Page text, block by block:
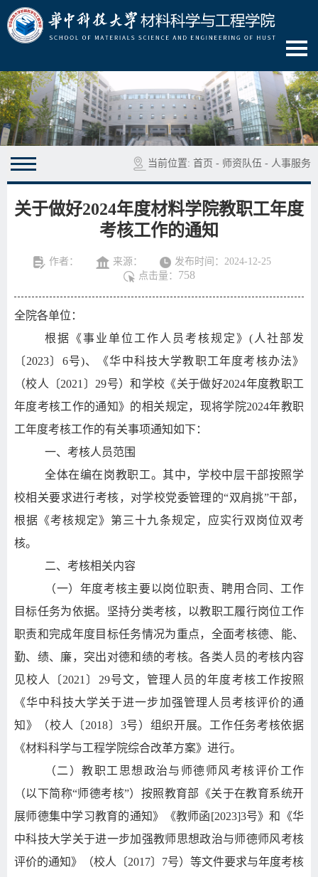
当前位置: 首页 - 师资队伍 - 人事服务
关于做好2024年度材料学院教职工年度
考核工作的通知
作者： 来源：
发布时间：2024-12-25
点击量： 758
全院各单位：
根据《事业单位工作人员考核规定》 ( 人社部发
〔2023〕 6号)、《华中科技大学教职工年度考核办法》
（校人〔2021 〕 29号）和学校《关于做好2024年度教职工
年度考核工作的通知》的相关规定，现将学院2024年教职
工年度考核工作的有关事项通知如下：
一、考核人员范围
全体在编在岗教职工。其中，学校中层干部按照学
校相关要求进行考核，对学校党委管理的“双肩挑”干部，
根据《考核规定》第三十九条规定，应实行双岗位双考
核。
二、考核相关内容
（一）年度考核主要以岗位职责、聘用合同、工作
目标任务为依据。坚持分类考核，以教职工履行岗位工作
职责和完成年度目标任务情况为重点，全面考核德、能、
勤、绩、廉，突出对德和绩的考核。各类人员的考核内容
见校人〔2021〕29号文，管理人员的年度考核工作按照
《华中科技大学关于进一步加强管理人员考核评价的通
知》（校人〔2018〕3号）组织开展。工作任务考核依据
《材料科学与工程学院综合改革方案》进行。
（二）教职工思想政治与师德师风考核评价工作
（以下简称“师德考核”）按照教育部《关于在教育系统开
展师德集中学习教育的通知》《教师函[2023]3号》和《华
中科技大学关于进一步加强教师思想政治与师德师风考核
评价的通知》（校人〔2017〕 7号）等文件要求与年度考核